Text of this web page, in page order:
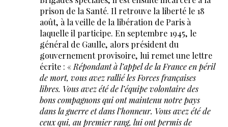
prison de la Santé. Il retrouve la liberté le 18
août, à la veille de la libération de Paris à
laquelle il participe. En septembre 1945, le
général de Gaulle, alors président du
gouvernement provisoire, lui remet une lettre
écrite : « Répondant à l’appel de la France en péril
de mort, vous avez rallié les Forces françaises
libres. Vous avez été de l’équipe volontaire des
bons compagnons qui ont maintenu notre pays
dans la guerre et dans l’honneur. Vous avez été de
ceux qui, au premier rang, lui ont permis de